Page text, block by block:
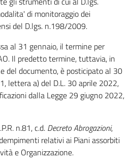
di monitoraggio dei
del D.lgs. n.198/2009.
al 31 gennaio, il termine per
Il predetto termine, tuttavia, in
del documento, è posticipato al 30
lettera a) del D.L. 30 aprile 2022,
dalla Legge 29 giugno 2022,
n.81, c.d. Decreto Abrogazioni,
relativi ai Piani assorbiti
e Organizzazione.